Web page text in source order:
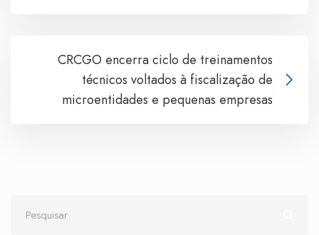
CRCGO encerra ciclo de treinamentos
técnicos voltados à fiscalização de
microentidades e pequenas empresas